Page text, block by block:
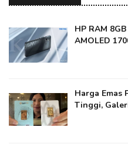
HP RAM
AMOLED
Harga Emas
Tinggi,